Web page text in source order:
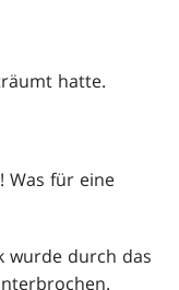
hatte.
Was für eine
wurde durch das